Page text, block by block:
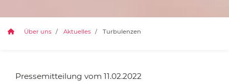
Über uns Aktuelles Turbulenzen
Pressemitteilung vom 11.02.2022